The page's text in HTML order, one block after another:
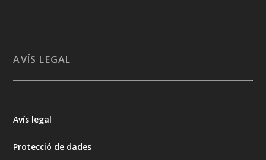
AVÍS LEGAL
Avís legal
Protecció de dades